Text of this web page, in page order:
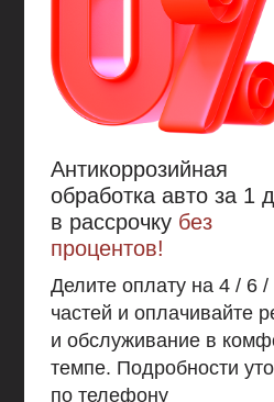
повреждения, а также не
антикоррозионной обработки
Mercasol 845 - это то без чего
Антикоррозийная
обработка авто за 1
в рассрочку без
процентов!
Делите оплату на 4 / 6
частей и оплачивайте
и обслуживание в
темпе. Подробности
по телефону